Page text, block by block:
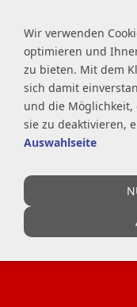
NAVIGATION
Wir verwenden
optimieren und
zu bieten. Mit dem
sich damit
und die Möglichkeit,
sie zu deaktivieren,
Auswahlseite